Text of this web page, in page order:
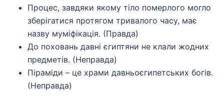
Процес, завдяки якому тіло померлого могло
зберігатися протягом тривалого часу, має
назву муміфікація. (Правда)
До поховань давні єгиптяни не клали жодних
предметів. (Неправда)
Піраміди – це храми давньоєгипетських богів.
(Неправда)